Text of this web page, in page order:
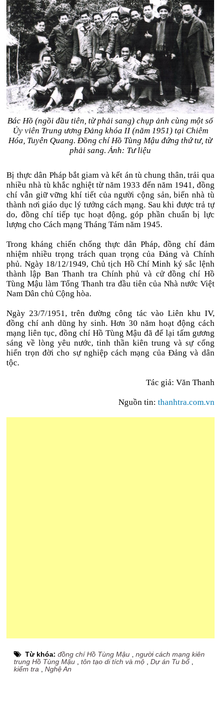
Bác Hồ (ngồi đầu tiên, từ phải sang) chụp ảnh cùng một số
Ủy viên Trung ương Đảng khóa II (năm 1951) tại Chiêm
Hóa, Tuyên Quang. Đồng chí Hồ Tùng Mậu đứng thứ tư, từ
phải sang. Ảnh: Tư liệu
Bị thực dân Pháp bắt giam và kết án tù chung thân, trải qua
nhiều nhà tù khắc nghiệt từ năm 1933 đến năm 1941, đồng
chí vẫn giữ vững khí tiết của người cộng sản, biến nhà tù
thành nơi giáo dục lý tưởng cách mạng. Sau khi được trả tự
do, đồng chí tiếp tục hoạt động, góp phần chuẩn bị lực
lượng cho Cách mạng Tháng Tám năm 1945.
Trong kháng chiến chống thực dân Pháp, đồng chí đảm
nhiệm nhiều trọng trách quan trọng của Đảng và Chính
phủ. Ngày 18/12/1949, Chủ tịch Hồ Chí Minh ký sắc lệnh
thành lập Ban Thanh tra Chính phủ và cử đồng chí Hồ
Tùng Mậu làm Tổng Thanh tra đầu tiên của Nhà nước Việt
Nam Dân chủ Cộng hòa.
Ngày 23/7/1951, trên đường công tác vào Liên khu IV,
đồng chí anh dũng hy sinh. Hơn 30 năm hoạt động cách
mạng liên tục, đồng chí Hồ Tùng Mậu đã để lại tấm gương
sáng về lòng yêu nước, tinh thần kiên trung và sự cống
hiến trọn đời cho sự nghiệp cách mạng của Đảng và dân
tộc.
Tác giả: Văn Thanh
Nguồn tin: thanhtra.com.vn
Từ khóa:đồng chí Hồ Tùng Mậu ,người cách mạng kiên
trung Hồ Tùng Mậu ,tôn tạo di tích và mộ ,Dự án Tu bổ,
kiểm tra ,Nghệ An